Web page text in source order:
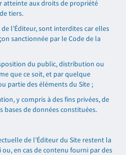
atteinte aux droits de propriété
tiers.
l’Éditeur, sont interdites car elles
sanctionnée par le Code de la
du public, distribution ou
que ce soit, et par quelque
partie des éléments du Site ;
y compris à des fins privées, de
de données constituées.
de l’Éditeur du Site restent la
en cas de contenu fourni par des